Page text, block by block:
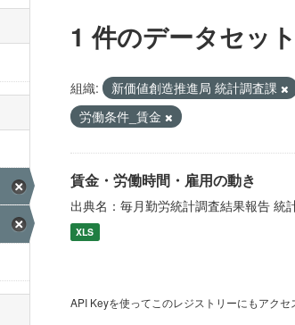
1 件のデータセッ
組織: 新価値創造推進局 統計調査課
労働条件_賃金
賃金・労働時間・雇用の動き
出典名：毎月勤労統計調査結果報告 統
XLS
API Keyを使ってこのレジストリーにもアクセ